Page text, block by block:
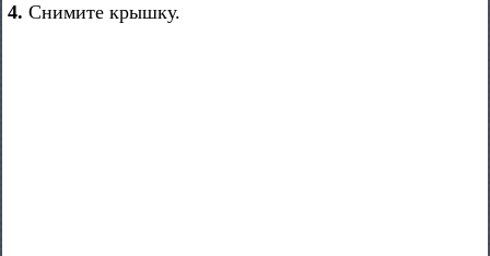
4. Снимите крышку.